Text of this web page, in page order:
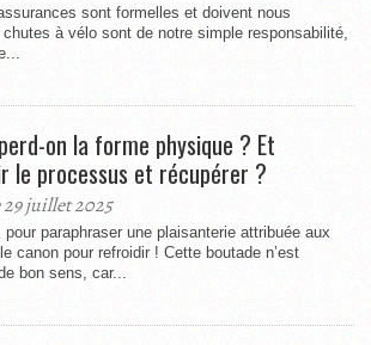
sont formelles et doivent nous
à vélo sont de notre simple responsabilité,
on la forme physique ? Et
le processus et récupérer ?
juillet 2025
paraphraser une plaisanterie attribuée aux
canon pour refroidir ! Cette boutade n’est
bon sens, car...